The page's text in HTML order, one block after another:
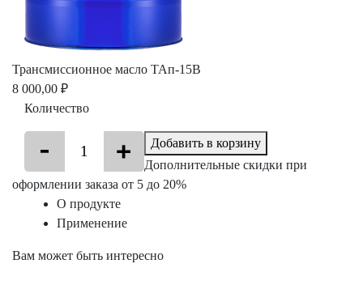
Трансмиссионное масло ТАп-15В
8 000,00 ₽
Количество
Добавить в корзину
Дополнительные скидки при
оформлении заказа от 5 до 20%
О продукте
Применение
Вам может быть интересно